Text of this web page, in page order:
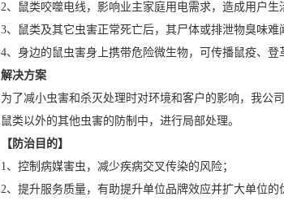
2、鼠类咬噬电线，影响业主家庭用电需求，造成用户
3、鼠类及其它虫害正常死亡后，其尸体或排泄物臭味
4、身边的鼠虫害身上携带危险微生物，可传播鼠疫、登
解决方案
为了减小虫害和杀灭处理时对环境和客户的影响，我公
鼠类以外的其他虫害的防制中，进行局部处理。
【防治目的】
1、控制病媒害虫，减少疾病交叉传染的风险；
2、提升服务质量，有助提升单位品牌效应并扩大单位的